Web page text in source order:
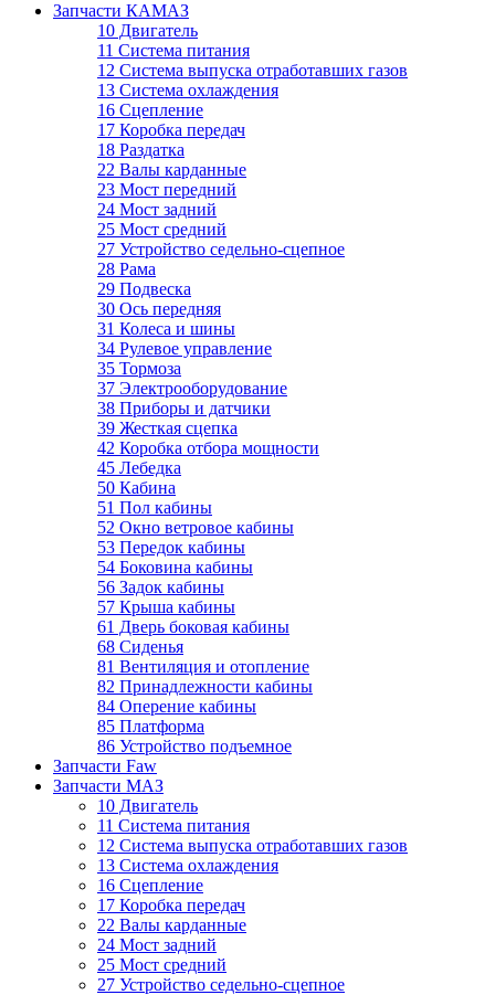
Запчасти КАМАЗ
10 Двигатель
11 Система питания
12 Система выпуска отработавших газов
13 Система охлаждения
16 Сцепление
17 Коробка передач
18 Раздатка
22 Валы карданные
23 Мост передний
24 Мост задний
25 Мост средний
27 Устройство седельно-сцепное
28 Рама
29 Подвеска
30 Ось передняя
31 Колеса и шины
34 Рулевое управление
35 Тормоза
37 Электрооборудование
38 Приборы и датчики
39 Жесткая сцепка
42 Коробка отбора мощности
45 Лебедка
50 Кабина
51 Пол кабины
52 Окно ветровое кабины
53 Передок кабины
54 Боковина кабины
56 Задок кабины
57 Крыша кабины
61 Дверь боковая кабины
68 Сиденья
81 Вентиляция и отопление
82 Принадлежности кабины
84 Оперение кабины
85 Платформа
86 Устройство подъемное
Запчасти Faw
Запчасти МАЗ
10 Двигатель
11 Система питания
12 Система выпуска отработавших газов
13 Система охлаждения
16 Сцепление
17 Коробка передач
22 Валы карданные
24 Мост задний
25 Мост средний
27 Устройство седельно-сцепное